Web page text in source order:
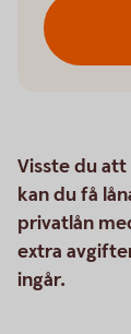
Visste du
kan du få
privatlån
extra
ingår.